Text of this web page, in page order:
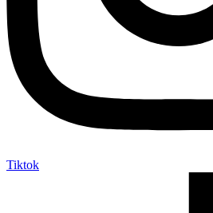
Tiktok